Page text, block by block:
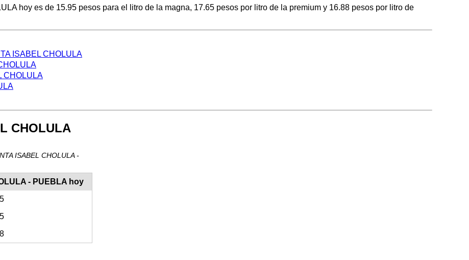
hoy es de 15.95 pesos para el litro de la magna, 17.65 pesos por litro de la premium y 16.88 pesos por litro de
ISABEL CHOLULA
CHOLULA
CHOLULA
ISABEL CHOLULA -
- PUEBLA hoy